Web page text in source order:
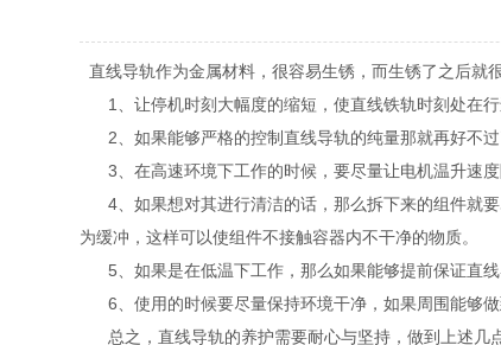
直线导轨作为金属材料，很容易生锈，而生锈了之后就
1、让停机时刻大幅度的缩短，使直线铁轨时刻处在行
2、如果能够严格的控制直线导轨的纯量那就再好不过
3、在高速环境下工作的时候，要尽量让电机温升速度
4、如果想对其进行清洁的话，那么拆下来的组件就要
为缓冲，这样可以使组件不接触容器内不干净的物质。
5、如果是在低温下工作，那么如果能够提前保证直线
6、使用的时候要尽量保持环境干净，如果周围能够做
总之，直线导轨的养护需要耐心与坚持，做到上述几